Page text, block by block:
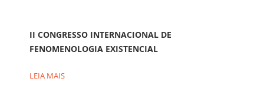
II CONGRESSO INTERNACIONAL DE
FENOMENOLOGIA EXISTENCIAL
LEIA MAIS